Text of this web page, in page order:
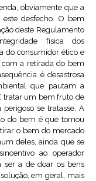
obviamente que a
desfecho. O bem
deste Regulamento
física dos
do consumidor ético e
a retirada do bem
é desastrosa
que pautam a
tratar um bem fruto de
se tratasse. A
do bem é que tornou
o bem do mercado
deles, ainda que se
ao operador
ser a de doar os bens
em geral, mais